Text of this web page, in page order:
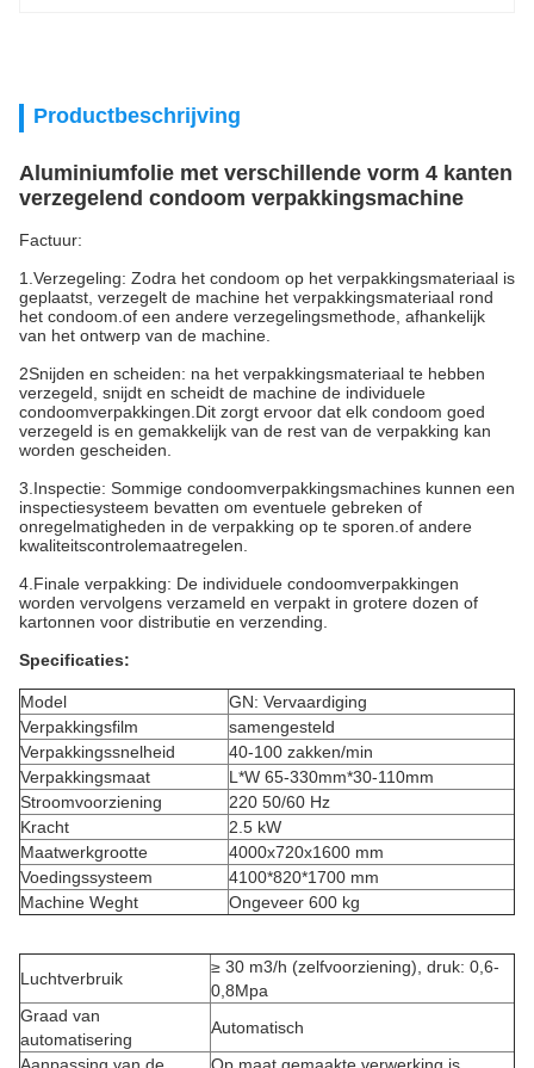
Productbeschrijving
Aluminiumfolie met verschillende vorm 4 kanten
verzegelend condoom verpakkingsmachine
Factuur:
1.Verzegeling: Zodra het condoom op het verpakkingsmateriaal is
geplaatst, verzegelt de machine het verpakkingsmateriaal rond
het condoom.of een andere verzegelingsmethode, afhankelijk
van het ontwerp van de machine.
2Snijden en scheiden: na het verpakkingsmateriaal te hebben
verzegeld, snijdt en scheidt de machine de individuele
condoomverpakkingen.Dit zorgt ervoor dat elk condoom goed
verzegeld is en gemakkelijk van de rest van de verpakking kan
worden gescheiden.
3.Inspectie: Sommige condoomverpakkingsmachines kunnen een
inspectiesysteem bevatten om eventuele gebreken of
onregelmatigheden in de verpakking op te sporen.of andere
kwaliteitscontrolemaatregelen.
4.Finale verpakking: De individuele condoomverpakkingen
worden vervolgens verzameld en verpakt in grotere dozen of
kartonnen voor distributie en verzending.
Specificaties:
Model
GN: Vervaardiging
Verpakkingsfilm
samengesteld
Verpakkingssnelheid
40-100 zakken/min
Verpakkingsmaat
L*W 65-330mm*30-110mm
Stroomvoorziening
220 50/60 Hz
Kracht
2.5 kW
Maatwerkgrootte
4000x720x1600 mm
Voedingssysteem
4100*820*1700 mm
Machine Weght
Ongeveer 600 kg
Luchtverbruik
≥ 30 m3/h (zelfvoorziening), druk: 0,6-
0,8Mpa
Graad van
automatisering
Automatisch